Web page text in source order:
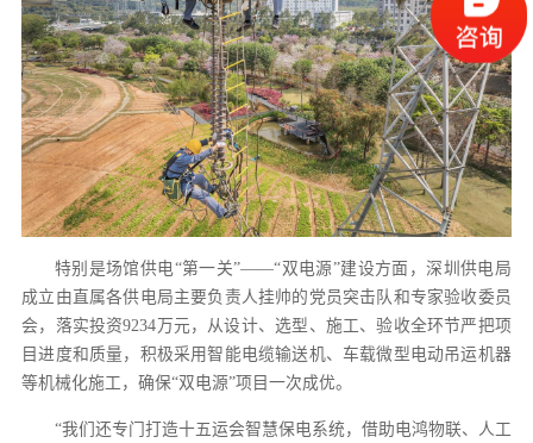
特别是场馆供电“第一关”——“双电源”建设方面，深圳供电局
成立由直属各供电局主要负责人挂帅的党员突击队和专家验收委员
会，落实投资9234万元，从设计、选型、施工、验收全环节严把项
目进度和质量，积极采用智能电缆输送机、车载微型电动吊运机器
等机械化施工，确保“双电源”项目一次成优。
“我们还专门打造十五运会智慧保电系统，借助电鸿物联、人工